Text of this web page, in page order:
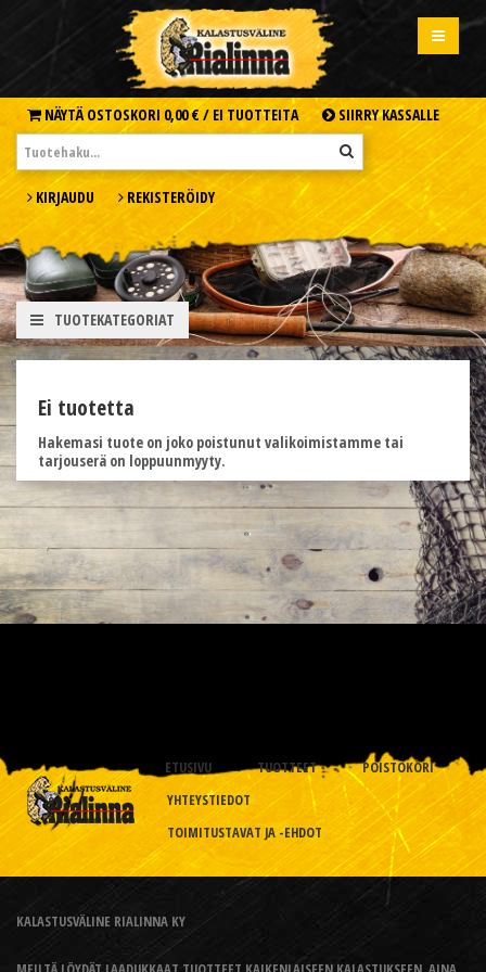
NÄYTÄ OSTOSKORI 0,00 € / EI TUOTTEITA SIIRRY KASSALLE
KIRJAUDU REKISTERÖIDY
TUOTEKATEGORIAT
Ei tuotetta
Hakemasi tuote on joko poistunut valikoimistamme tai
tarjouserä on loppuunmyyty.
ETUSIVU TUOTTEET
POISTOKORI
YHTEYSTIEDOT
TOIMITUSTAVAT JA -EHDOT
KALASTUSVÄLINE RIALINNA KY